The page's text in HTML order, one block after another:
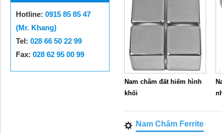
Nam châm đất hiếm hình
khối
Nam Châm Ferrite
Hotline: 0915 85 85 47
(Mr. Khang)
Tel: 028 66 50 22 99
Fax: 028 62 95 00 99